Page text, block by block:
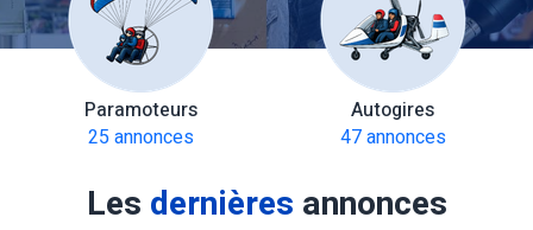
Paramoteurs
25 annonces
Autogires
47 annonces
Les dernières annonces